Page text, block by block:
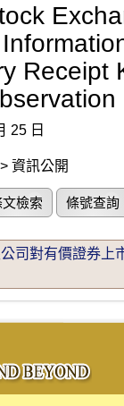
Receipt
25 日
資訊公開
文檢索 條號查詢
司對有價證券